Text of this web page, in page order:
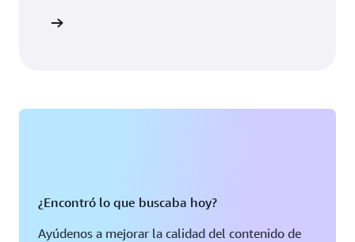
¿Encontró lo que buscaba hoy?
Ayúdenos a mejorar la calidad del contenido de